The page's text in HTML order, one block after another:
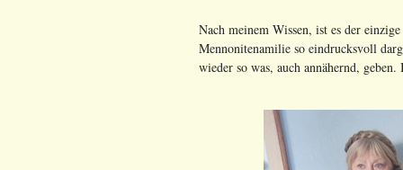
Nach meinem Wissen, ist es der
Mennonitenamilie so eindrucksvoll
wieder so was, auch annähernd,